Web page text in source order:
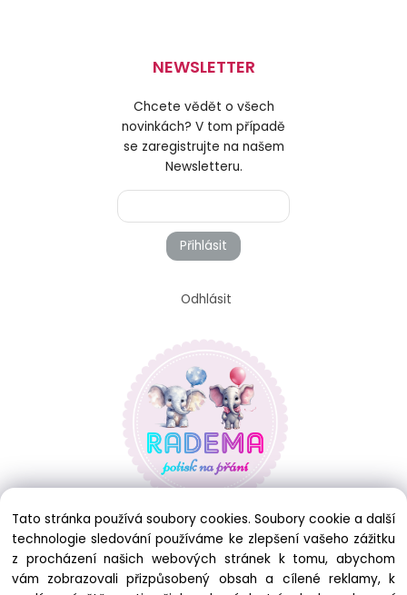
NEWSLETTER
Chcete vědět o všech
novinkách? V tom případě
se zaregistrujte na našem
Newsletteru.
Přihlásit
Odhlásit
Tato stránka používá soubory cookies. Soubory cookie a další
technologie sledování používáme ke zlepšení vašeho zážitku
z procházení našich webových stránek k tomu, abychom
vám zobrazovali přizpůsobený obsah a cílené reklamy, k